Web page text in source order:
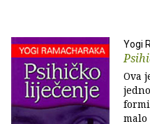
Yogi
Ova
malo